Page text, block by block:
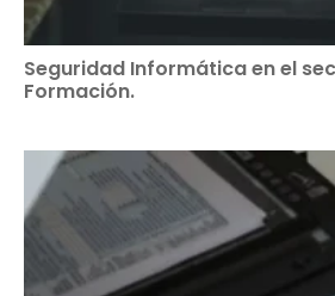
Seguridad Informática en el
Formación.